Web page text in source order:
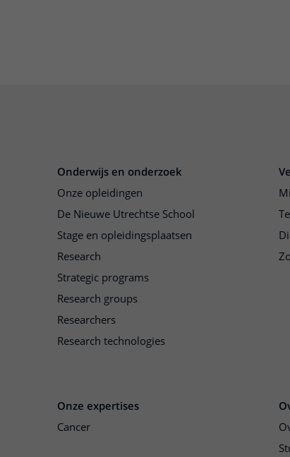
Onderwijs en onderzoek
Onze opleidingen
De Nieuwe Utrechtse School
Stage en opleidingsplaatsen
Research
Strategic programs
Research groups
Researchers
Research technologies
Onze expertises
Cancer